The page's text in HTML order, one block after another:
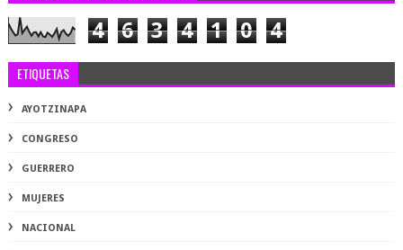
4 6 3 4 1 0 4
ETIQUETAS
AYOTZINAPA
CONGRESO
GUERRERO
MUJERES
NACIONAL